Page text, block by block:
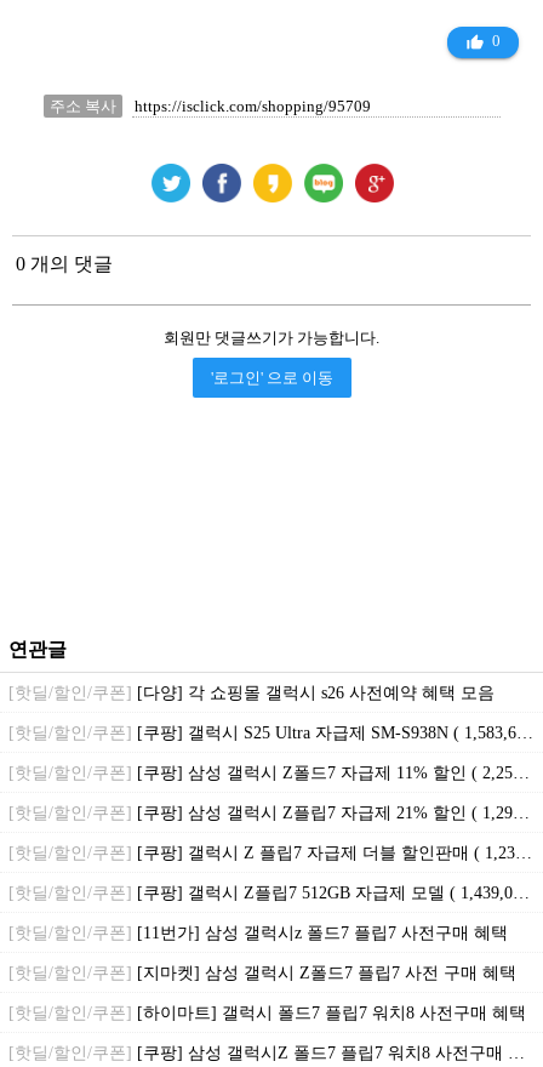
thumb_up_alt 0
주소 복사
0 개의 댓글
회원만 댓글쓰기가 가능합니다.
'로그인' 으로 이동
연관글
[핫딜/할인/쿠폰] [다양] 각 쇼핑몰 갤럭시 s26 사전예약 혜택 모음
[핫딜/할인/쿠폰] [쿠팡] 갤럭시 S25 Ultra 자급제 SM-S938N ( 1,583,610원 / 무료배송 )
[핫딜/할인/쿠폰] [쿠팡] 삼성 갤럭시 Z폴드7 자급제 11% 할인 ( 2,258,000원 / 무료배송 )
[핫딜/할인/쿠폰] [쿠팡] 삼성 갤럭시 Z플립7 자급제 21% 할인 ( 1,296,000원 / 무료배송 )
[핫딜/할인/쿠폰] [쿠팡] 갤럭시 Z 플립7 자급제 더블 할인판매 ( 1,233,090원 / 무료배송 )
[핫딜/할인/쿠폰] [쿠팡] 갤럭시 Z플립7 512GB 자급제 모델 ( 1,439,000원 / 무료배송 )
[핫딜/할인/쿠폰] [11번가] 삼성 갤럭시z 폴드7 플립7 사전구매 혜택
[핫딜/할인/쿠폰] [지마켓] 삼성 갤럭시 Z폴드7 플립7 사전 구매 혜택
[핫딜/할인/쿠폰] [하이마트] 갤럭시 폴드7 플립7 워치8 사전구매 혜택
[핫딜/할인/쿠폰] [쿠팡] 삼성 갤럭시Z 폴드7 플립7 워치8 사전구매 혜택